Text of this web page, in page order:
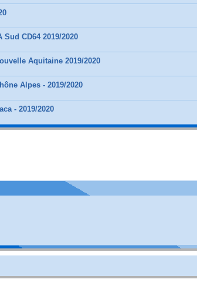
CD64 2019/2020
Aquitaine 2019/2020
Alpes - 2019/2020
- 2019/2020